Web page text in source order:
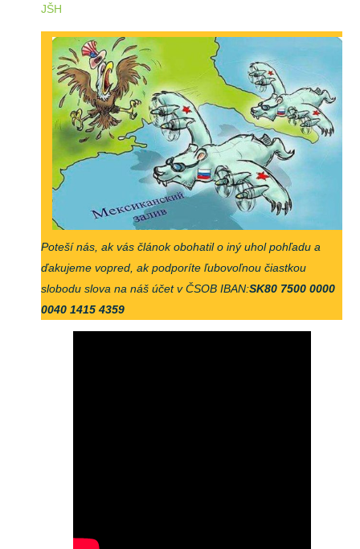
JŠH
Poteší nás, ak vás článok obohatil o iný uhol pohľadu a
ďakujeme vopred, ak podporíte ľubovoľnou čiastkou
slobodu slova na náš účet v ČSOB IBAN:SK80 7500 0000
0040 1415 4359